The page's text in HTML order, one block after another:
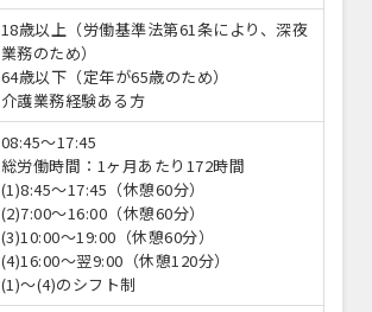
18歳以上（労働基準法第61条により、深夜
業務のため）
64歳以下（定年が65歳のため）
介護業務経験ある方
08:45〜17:45
総労働時間：1ヶ月あたり172時間
(1)8:45～17:45（休憩60分）
(2)7:00～16:00（休憩60分）
(3)10:00～19:00（休憩60分）
(4)16:00～翌9:00（休憩120分）
(1)～(4)のシフト制